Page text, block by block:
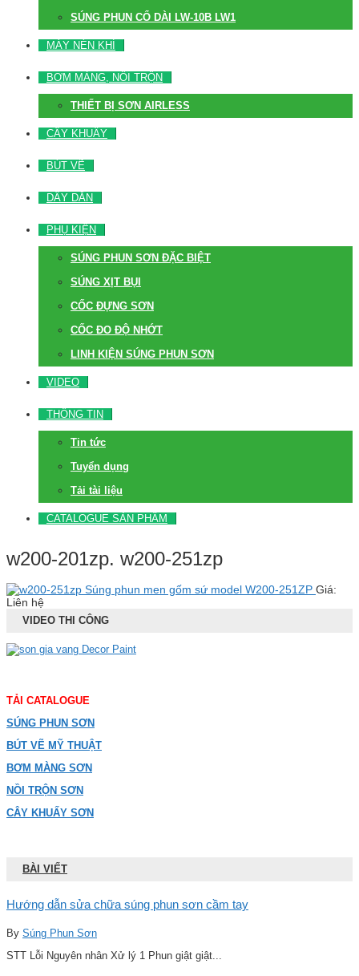
SÚNG PHUN CỔ DÀI LW-10B LW1
MÁY NÉN KHÍ
BƠM MÀNG, NỒI TRỘN
THIẾT BỊ SƠN AIRLESS
CÂY KHUẤY
BÚT VẼ
DÂY DẪN
PHỤ KIỆN
SÚNG PHUN SƠN ĐẶC BIỆT
SÚNG XỊT BỤI
CỐC ĐỰNG SƠN
CỐC ĐO ĐỘ NHỚT
LINH KIỆN SÚNG PHUN SƠN
VIDEO
THÔNG TIN
Tin tức
Tuyển dụng
Tải tài liệu
CATALOGUE SẢN PHẨM
w200-201zp. w200-251zp
Súng phun men gốm sứ model W200-251ZP Giá:
Liên hệ
VIDEO THI CÔNG
TẢI CATALOGUE
SÚNG PHUN SƠN
BÚT VẼ MỸ THUẬT
BƠM MÀNG SƠN
NỒI TRỘN SƠN
CÂY KHUẤY SƠN
BÀI VIẾT
Hướng dẫn sửa chữa súng phun sơn cầm tay
By Súng Phun Sơn
STT Lỗi Nguyên nhân Xử lý 1 Phun giật giật...